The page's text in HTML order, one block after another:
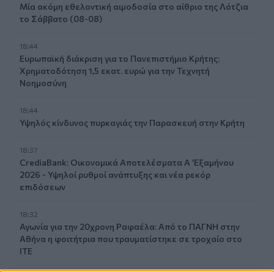
Μία ακόμη εθελοντική αιμοδοσία στο αίθριο της Λότζια
το Σάββατο (08-08)
18:44
Ευρωπαϊκή διάκριση για το Πανεπιστήμιο Κρήτης:
Χρηματοδότηση 1,5 εκατ. ευρώ για την Τεχνητή
Νοημοσύνη
18:44
Υψηλός κίνδυνος πυρκαγιάς την Παρασκευή στην Κρήτη
18:37
CrediaBank: Οικονομικά Αποτελέσματα A ’Εξαμήνου
2026 - Υψηλοί ρυθμοί ανάπτυξης και νέα ρεκόρ
επιδόσεων
18:32
Αγωνία για την 20χρονη Ραφαέλα: Από το ΠΑΓΝΗ στην
Αθήνα η φοιτήτρια που τραυματίστηκε σε τροχαίο στο
ΙΤΕ